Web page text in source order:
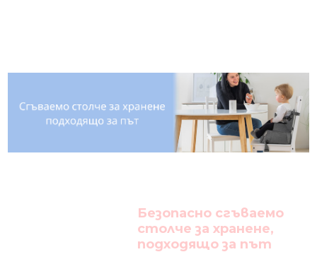
Безопаснo сгъваемо
столче за хранене,
подходящо за път